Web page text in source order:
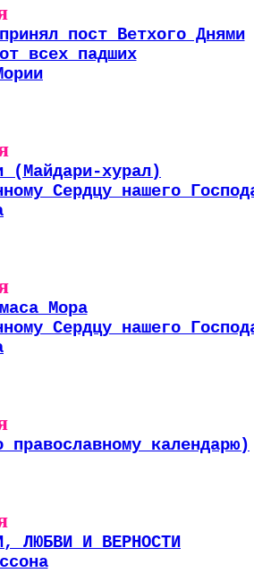
пост Ветхого Днями
всех падших
(Майдари-хурал)
Сердцу нашего
Мора
Сердцу нашего
календарю)
ЛЮБВИ И ВЕРНОСТИ